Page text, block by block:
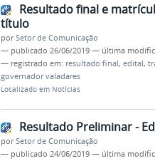
Resultado final e
título
porSetor de Comunicação
— publicado 26/06/2019 — última
— registrado em: resultado final, edital,
governador valadares
Localizado em Notícias
Resultado Preliminar -
porSetor de Comunicação
— publicado 24/06/2019 — última